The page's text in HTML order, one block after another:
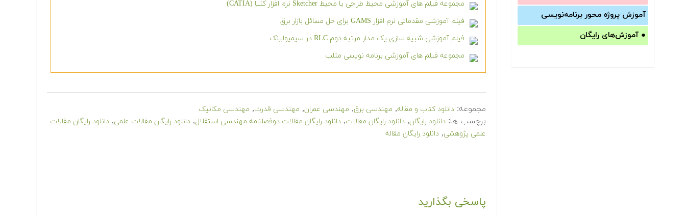
آموزش‌ پروژه محور برنامه‌نویسی
● آموزش‌های رایگان
مجموعه فیلم های آموزشی محیط طراحی یا محیط Sketcher نرم افزار کتیا (CATIA)
فیلم آموزشی مقدماتی نرم افزار GAMS برای حل مسائل بازار برق
فیلم آموزشی شبیه سازی یک مدار مرتبه دوم RLC در سیمیولینک
مجموعه فیلم های آموزشی برنامه نویسی متلب
مجموعه: دانلود کتاب و مقاله, مهندسی برق, مهندسی عمران, مهندسی قدرت, مهندسی مکانیک
برچسب ها: دانلود رایگان, دانلود رایگان مقالات, دانلود رایگان مقالات دوفصلنامه مهندسی استقلال, دانلود رایگان مقالات علمی, دانلود رایگان مقالات
علمی پژوهشی, دانلود رایگان مقاله
پاسخی بگذارید